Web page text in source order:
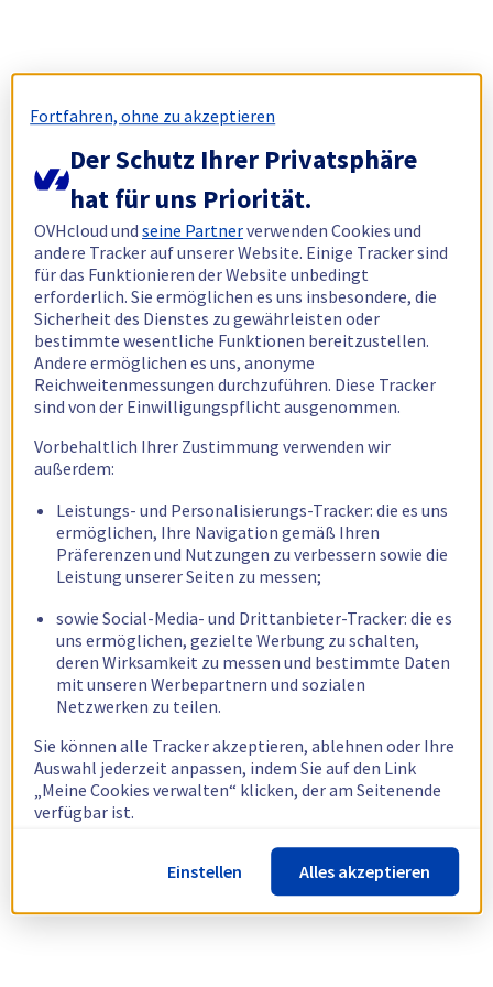
Fortfahren, ohne zu akzeptieren
Der Schutz Ihrer Privatsphäre
hat für uns Priorität.
OVHcloud undseine Partnerverwenden Cookies und
andere Tracker auf unserer Website. Einige Tracker sind
für das Funktionieren der Website unbedingt
erforderlich. Sie ermöglichen es uns insbesondere, die
Sicherheit des Dienstes zu gewährleisten oder
bestimmte wesentliche Funktionen bereitzustellen.
Andere ermöglichen es uns, anonyme
Reichweitenmessungen durchzuführen. Diese Tracker
sind von der Einwilligungspflicht ausgenommen.
Vorbehaltlich Ihrer Zustimmung verwenden wir
außerdem:
Leistungs- und Personalisierungs-Tracker: die es uns
ermöglichen, Ihre Navigation gemäß Ihren
Präferenzen und Nutzungen zu verbessern sowie die
Leistung unserer Seiten zu messen;
sowie Social-Media- und Drittanbieter-Tracker: die es
uns ermöglichen, gezielte Werbung zu schalten,
deren Wirksamkeit zu messen und bestimmte Daten
mit unseren Werbepartnern und sozialen
Netzwerken zu teilen.
Sie können alle Tracker akzeptieren, ablehnen oder Ihre
Auswahl jederzeit anpassen, indem Sie auf den Link
„Meine Cookies verwalten“ klicken, der am Seitenende
verfügbar ist.
Weitere Informationen finden Sie in unsererRichtlinie
zur Verwendung von Cookies.
Einstellen Alles akzeptieren